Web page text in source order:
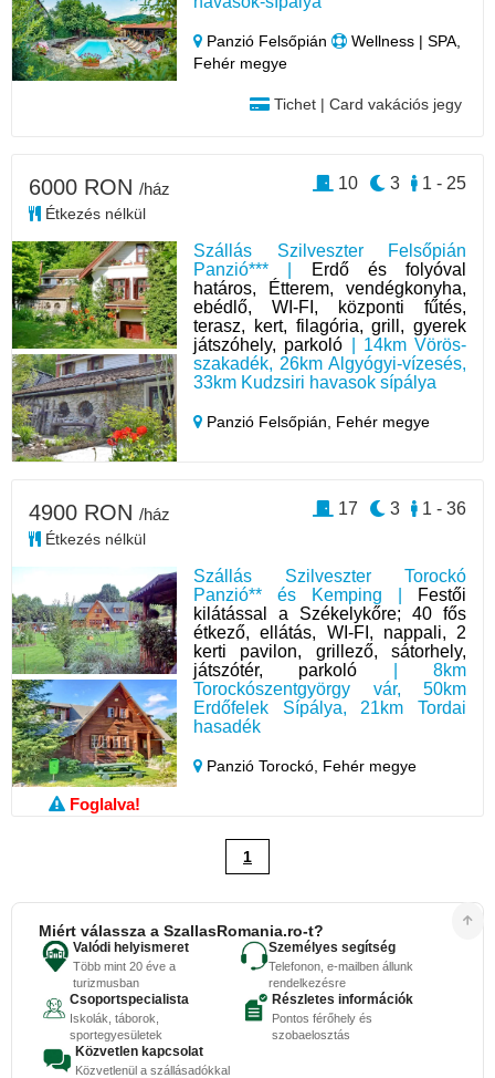
Panzió Felsőpián
Wellness | SPA,
Fehér megye
Tichet | Card vakációs jegy
Szállás Szilveszter Felsőpián
Panzió*** |
Erdő és folyóval
határos, Étterem, vendégkonyha,
ebédlő, WI-FI, központi fűtés,
terasz, kert, filagória, grill, gyerek
játszóhely, parkoló | 14km Vörös-
szakadék, 26km Algyógyi-vízesés,
33km Kudzsiri havasok sípálya
Panzió Felsőpián, Fehér megye
6000 RON /ház
Étkezés nélkül
1 - 25
3
10
Foglalva!
Szállás Szilveszter Torockó
Panzió** és Kemping |
Festői
kilátással a Székelykőre; 40 fős
étkező, ellátás, WI-FI, nappali, 2
kerti pavilon, grillező, sátorhely,
játszótér, parkoló | 8km
Torockószentgyörgy vár, 50km
Erdőfelek Sípálya, 21km Tordai
hasadék
Panzió Torockó, Fehér megye
4900 RON /ház
Étkezés nélkül
1 - 36
3
17
1
Miért válassza a SzallasRomania.ro-t?
Valódi helyismeret
Több mint 20 éve a
turizmusban
Személyes segítség
Telefonon, e-mailben állunk
rendelkezésre
Csoportspecialista
Iskolák, táborok,
sportegyesületek
Részletes információk
Pontos férőhely és
szobaelosztás
Közvetlen kapcsolat
Közvetlenül a szállásadókkal